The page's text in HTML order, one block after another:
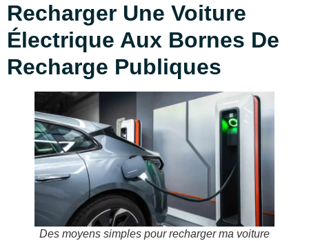
Recharger Une Voiture
Électrique Aux Bornes De
Recharge Publiques
Des moyens simples pour recharger ma voiture